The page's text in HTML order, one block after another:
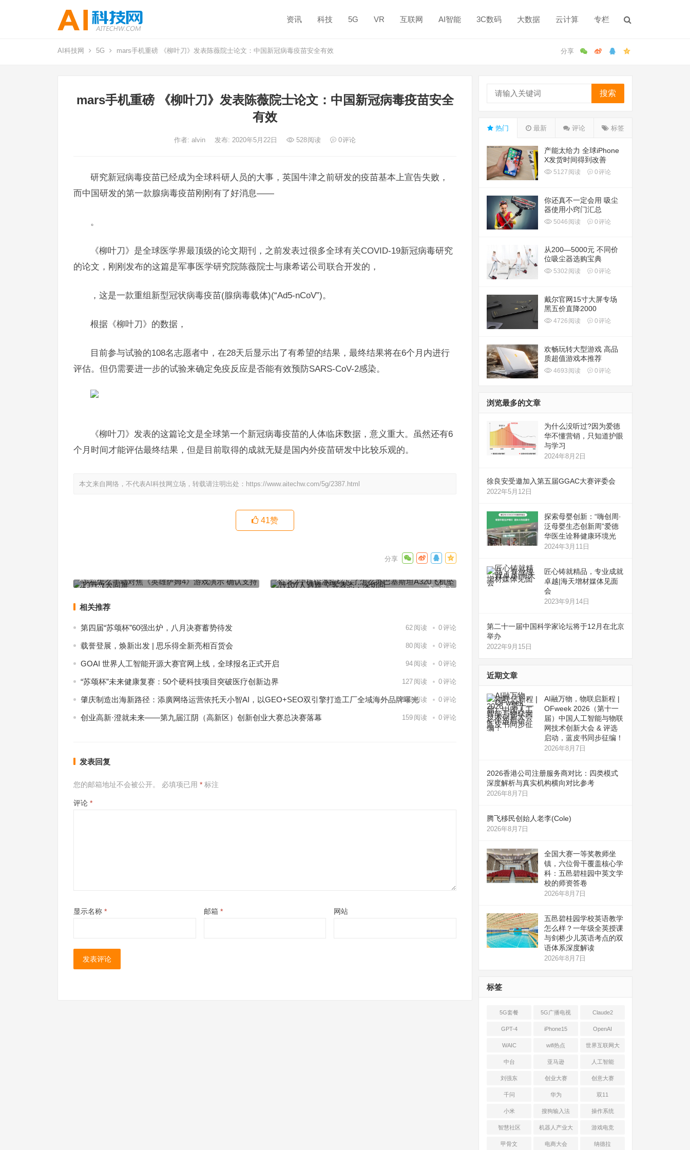
资讯 科技 5G VR 互联网 AI智能 3C数码 大数据 云计算 专栏
AI科技网 5G mars手机重磅 《柳叶刀》发表陈薇院士论文：中国新冠病毒疫苗安全有效
mars手机重磅 《柳叶刀》发表陈薇院士论文：中国新冠病毒疫苗安全
有效
作者: alvin 发布: 2020年5月22日 528阅读 0评论
研究新冠病毒疫苗已经成为全球科研人员的大事，英国牛津之前研发的疫苗基本上宣告失败，
而中国研发的第一款腺病毒疫苗刚刚有了好消息——
。
《柳叶刀》是全球医学界最顶级的论文期刊，之前发表过很多全球有关COVID-19新冠病毒研究
的论文，刚刚发布的这篇是军事医学研究院陈薇院士与康希诺公司联合开发的，
，这是一款重组新型冠状病毒疫苗(腺病毒载体)(“Ad5-nCoV”)。
根据《柳叶刀》的数据，
目前参与试验的108名志愿者中，在28天后显示出了有希望的结果，最终结果将在6个月内进行
评估。但仍需要进一步的试验来确定免疫反应是否能有效预防SARS-CoV-2感染。
《柳叶刀》发表的这篇论文是全球第一个新冠病毒疫苗的人体临床数据，意义重大。虽然还有6
个月时间才能评估最终结果，但是目前取得的成就无疑是国内外疫苗研发中比较乐观的。
本文来自网络，不代表AI科技网立场，转载请注明出处： https://www.aitechw.com/5g/2387.html
41赞
上一篇
人同屏
下一篇
人遇难 空客表态：深切同
相关推荐
第四届“苏颂杯”60强出炉，八月决赛蓄势待发 62 阅读 0评论
载誉登展，焕新出发 | 思乐得全新亮相百货会 80 阅读 0评论
GOAI 世界人工智能开源大赛官网上线，全球报名正式开启 94 阅读 0评论
“苏颂杯”未来健康复赛：50个硬科技项目突破医疗创新边界 127 阅读 0评论
肇庆制造出海新路径：添廣网络运营依托天小智AI，以GEO+SEO双引擎打造工厂全域海外品牌曝光
143阅读 0评论
创业高新·澄就未来——第九届江阴（高新区）创新创业大赛总决赛落幕 159 阅读 0评论
发表回复
您的邮箱地址不会被公开。 必填项已用 * 标注
评论 *
显示名称 * 邮箱 * 网站
搜索
热门 最新 评论 标签
产能太给力 全球iPhone
X发货时间得到改善
5127 阅读 0评论
你还真不一定会用 吸尘
器使用小窍门汇总
5046 阅读 0评论
从200—5000元 不同价
位吸尘器选购宝典
5302 阅读 0评论
戴尔官网15寸大屏专场
黑五价直降2000
4726 阅读 0评论
欢畅玩转大型游戏 高品
质超值游戏本推荐
4693 阅读 0评论
浏览最多的文章
为什么没听过?因为爱德
华不懂营销，只知道护眼
与学习
2024年8月2日
徐良安受邀加入第五届GGAC大赛评委会
2022年5月12日
探索母婴创新：“嗨创周·
泛母婴生态创新周”爱德
华医生诠释健康环境光
2024年3月11日
匠心铸就精品，专业成就
卓越|海天增材媒体见面
会
2023年9月14日
第二十一届中国科学家论坛将于12月在北京
举办
2022年9月15日
近期文章
AI融万物，物联启新程 |
OFweek 2026（第十一
届）中国人工智能与物联
网技术创新大会 & 评选
启动，蓝皮书同步征编！
2026年8月7日
2026香港公司注册服务商对比：四类模式
深度解析与真实机构横向对比参考
2026年8月7日
腾飞移民创始人老李(Cole)
2026年8月7日
全国大赛一等奖教师坐
镇，六位骨干覆盖核心学
科：五邑碧桂园中英文学
校的师资答卷
2026年8月7日
五邑碧桂园学校英语教学
怎么样？一年级全英授课
与剑桥少儿英语考点的双
语体系深度解读
2026年8月7日
标签
5G套餐 5G广播电视 Claude2
GPT-4 iPhone15 OpenAI
WAIC wifi热点 世界互联网大
会
中台 亚马逊 人工智能
刘强东 创业大赛 创意大赛
千问 华为 双11
小米 搜狗输入法 操作系统
智慧社区 机器人产业大
会
游戏电竞
甲骨文 电商大会 纳德拉